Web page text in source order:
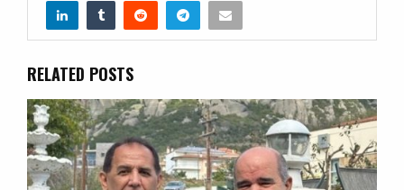
RELATED POSTS